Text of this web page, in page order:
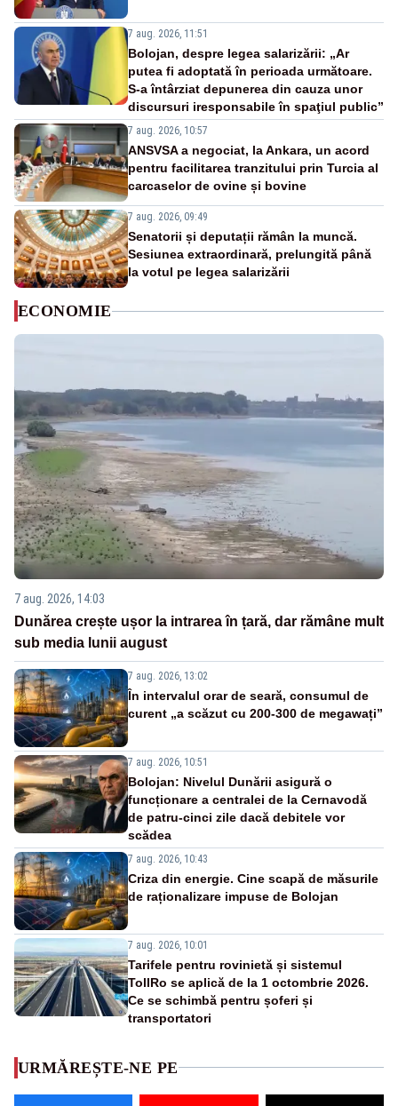
7 aug. 2026, 11:51
Bolojan, despre legea salarizării: „Ar
putea fi adoptată în perioada următoare.
S-a întârziat depunerea din cauza unor
discursuri iresponsabile în spaţiul public”
7 aug. 2026, 10:57
ANSVSA a negociat, la Ankara, un acord
pentru facilitarea tranzitului prin Turcia al
carcaselor de ovine și bovine
7 aug. 2026, 09:49
Senatorii și deputații rămân la muncă.
Sesiunea extraordinară, prelungită până
la votul pe legea salarizării
ECONOMIE
7 aug. 2026, 14:03
Dunărea crește ușor la intrarea în țară, dar rămâne mult
sub media lunii august
7 aug. 2026, 13:02
În intervalul orar de seară, consumul de
curent „a scăzut cu 200-300 de megawați”
7 aug. 2026, 10:51
Bolojan: Nivelul Dunării asigură o
funcționare a centralei de la Cernavodă
de patru-cinci zile dacă debitele vor
scădea
7 aug. 2026, 10:43
Criza din energie. Cine scapă de măsurile
de raționalizare impuse de Bolojan
7 aug. 2026, 10:01
Tarifele pentru rovinietă și sistemul
TollRo se aplică de la 1 octombrie 2026.
Ce se schimbă pentru șoferi și
transportatori
URMĂREȘTE-NE PE